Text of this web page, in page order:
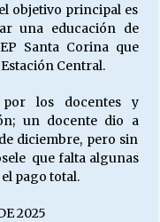
de la riqueza
objetivo principal es
una educación de
Santa Corina que
Central.
por los docentes y
un docente dio a
diciembre, pero sin
que falta algunas
pago total.
2025